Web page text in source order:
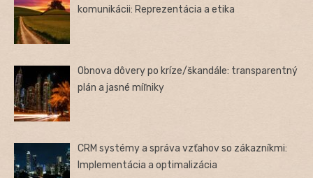
komunikácii: Reprezentácia a etika
Obnova dôvery po kríze/škandále: transparentný
plán a jasné míľniky
CRM systémy a správa vzťahov so zákazníkmi:
Implementácia a optimalizácia